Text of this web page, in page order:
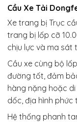
Cầu Xe Tải
Xe trang bị Trục
trang bị lốp cỡ
chịu lực và ma sát
Cầu xe cùng bộ
đường tốt, đảm
hàng nặng hoặc
dốc, địa hình phức
Hệ thống phanh